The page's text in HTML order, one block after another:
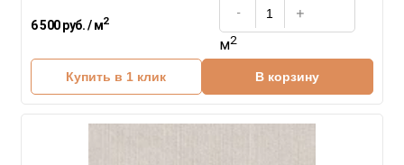
6 500 руб. / м2
м2
Купить в 1 клик В корзину